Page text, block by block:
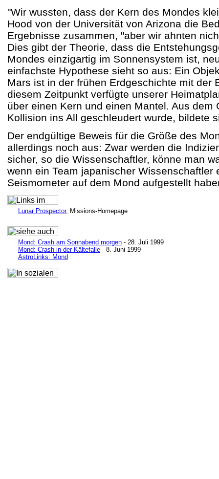
"Wir wussten, dass der Kern des Mondes
Hood von der Universität von Arizona die
Ergebnisse zusammen, "aber wir ahnten
Dies gibt der Theorie, dass die
Mondes einzigartig im Sonnensystem ist,
einfachste Hypothese sieht so aus: Ein
Mars ist in der frühen Erdgeschichte mit der
diesem Zeitpunkt verfügte unserer
über einen Kern und einen Mantel. Aus dem
Kollision ins All geschleudert wurde, bildete
Der endgültige Beweis für die Größe des
allerdings noch aus: Zwar werden die
sicher, so die Wissenschaftler, könne man
wenn ein Team japanischer Wissenschaftler
Seismometer auf dem Mond aufgestellt
Lunar Prospector, Missions-Homepage
Mond: Crash am Sonnabend morgen - 28. Juli 1999
Mond: Crash in der Kältefalle - 8. Juni 1999
AstroLinks: Mond